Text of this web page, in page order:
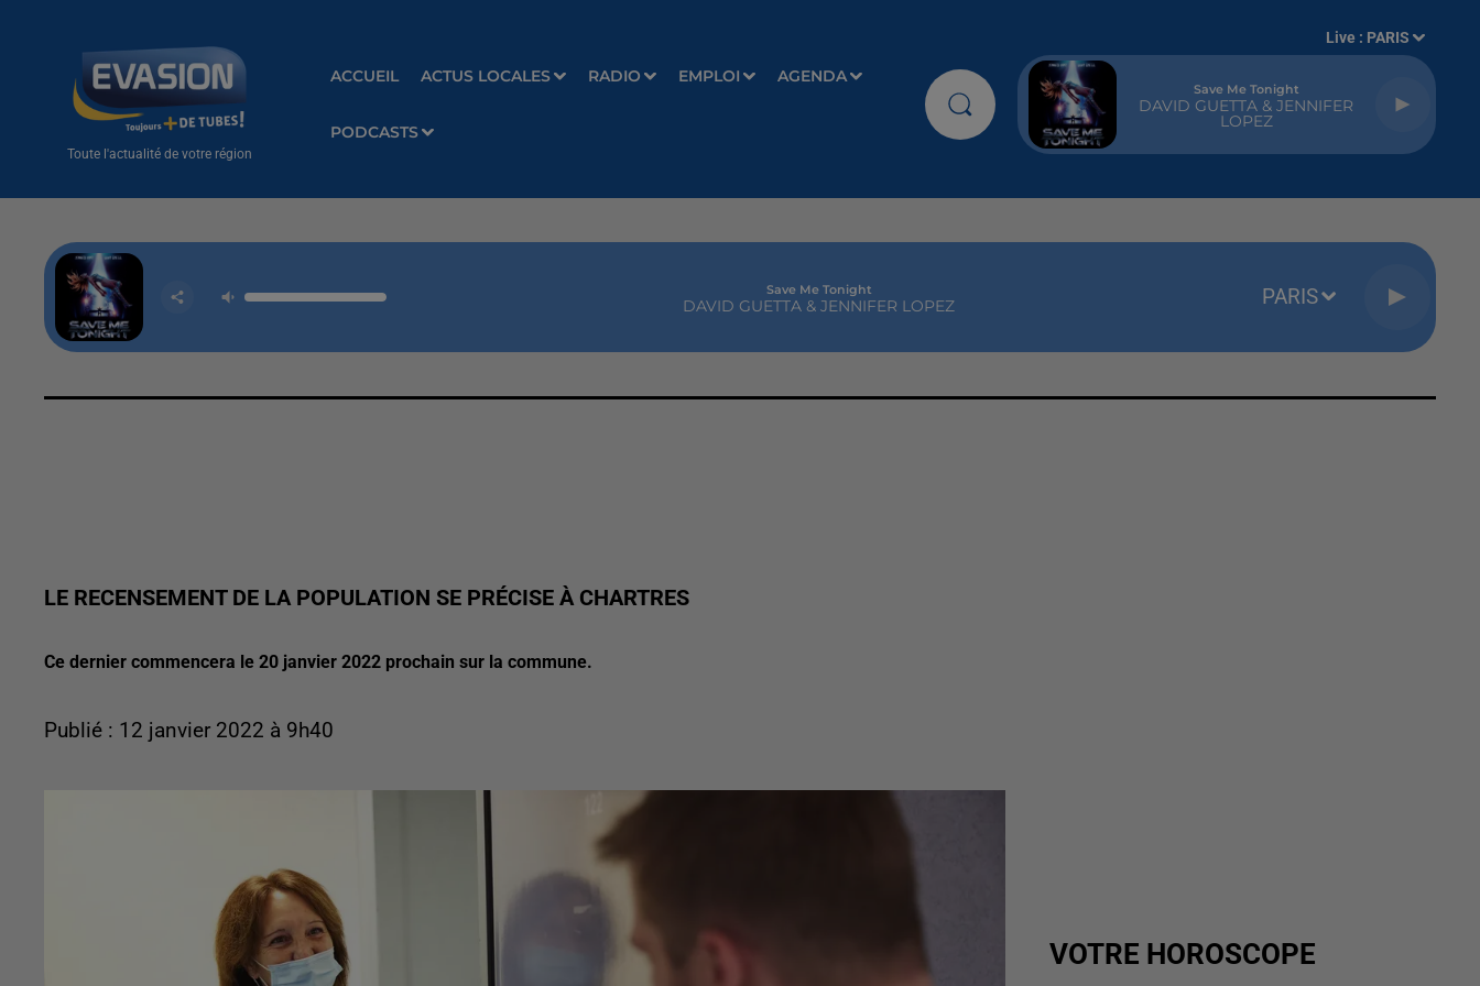
Toute l'actualité de votre région
ACCUEIL ACTUS LOCALES RADIO EMPLOI AGENDA
PODCASTS
Live : PARIS
Save Me Tonight
DAVID GUETTA & JENNIFER
LOPEZ
Save Me Tonight
DAVID GUETTA & JENNIFER LOPEZ PARIS
LE RECENSEMENT DE LA POPULATION SE PRÉCISE À CHARTRES
Ce dernier commencera le 20 janvier 2022 prochain sur la commune.
Publié : 12 janvier 2022 à 9h40
VOTRE HOROSCOPE